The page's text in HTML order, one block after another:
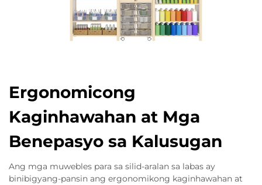
Ergonomicong
Kaginhawahan at Mga
Benepasyo sa Kalusugan
Ang mga muwebles para sa silid-aralan sa labas ay
binibigyang-pansin ang ergonomikong kaginhawahan at